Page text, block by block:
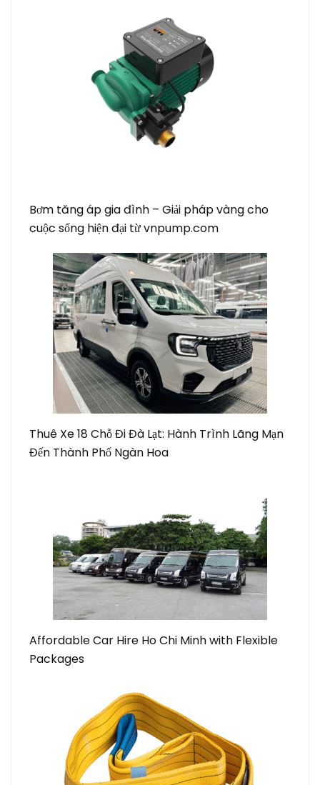
Bơm tăng áp gia đình – Giải pháp vàng cho
cuộc sống hiện đại từ vnpump.com
Thuê Xe 18 Chỗ Đi Đà Lạt: Hành Trình Lãng Mạn
Đến Thành Phố Ngàn Hoa
Affordable Car Hire Ho Chi Minh with Flexible
Packages